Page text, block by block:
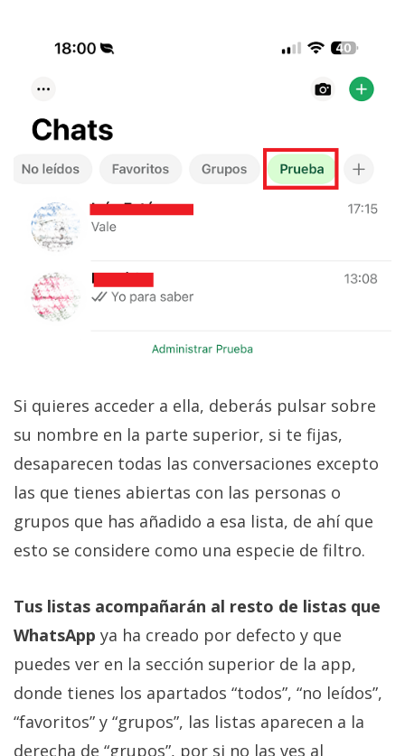
Si quieres acceder a ella, deberás pulsar sobre
su nombre en la parte superior, si te fijas,
desaparecen todas las conversaciones excepto
las que tienes abiertas con las personas o
grupos que has añadido a esa lista, de ahí que
esto se considere como una especie de filtro.
Tus listas acompañarán al resto de listas que
WhatsApp ya ha creado por defecto y que
puedes ver en la sección superior de la app,
donde tienes los apartados “todos”, “no leídos”,
“favoritos” y “grupos”, las listas aparecen a la
derecha de “grupos”, por si no las ves al